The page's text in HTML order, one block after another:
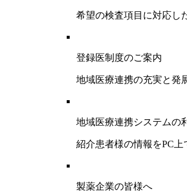
希望の検査項目に対応し
登録医制度のご案内
地域医療連携の充実と発
地域医療連携システムの
紹介患者様の情報をPC上
製薬企業の皆様へ